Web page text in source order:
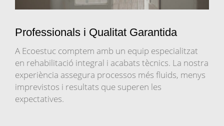
Professionals i Qualitat Garantida
A Ecoestuc comptem amb un equip especialitzat
en rehabilitació integral i acabats tècnics. La nostra
experiència assegura processos més fluids, menys
imprevistos i resultats que superen les
expectatives.